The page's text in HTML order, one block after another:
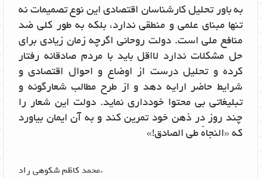
به باور تحلیل کارشناسان اقتصادی این نوع تصمیمات نه
تنها مبنای علمی و منطقی ندارد، بلکه به طور کلی ضد
منافع ملی است. دولت روحانی اگرچه زمان زیادی برای
حل مشکلات ندارد لااقل باید با مردم صادقانه رفتار
کرده و تحلیل درست از اوضاع و احوال اقتصادی و
شرایط حاضر ارایه دهد و از طرح مطالب شعارگونه و
تبلیغاتی بی محتوا خودداری نماید. دولت این شعار را
چند روز در ذهن خود تمرین کند و به آن ایمان بیاورد
که «النجاهّ طی الصادق!»
*محمد کاظم شکوهی راد